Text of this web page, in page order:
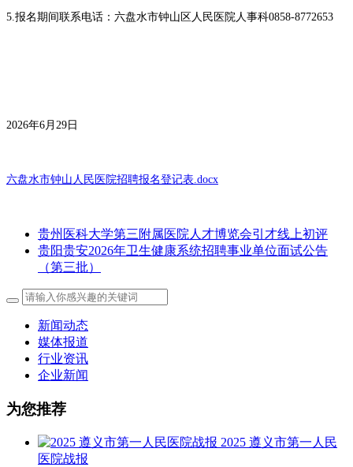
5.报名期间联系电话：六盘水市钟山区人民医院人事科0858-8772653
2026年6月29日
六盘水市钟山人民医院招聘报名登记表.docx
贵州医科大学第三附属医院人才博览会引才线上初评
贵阳贵安2026年卫生健康系统招聘事业单位面试公告
（第三批）
新闻动态
媒体报道
行业资讯
企业新闻
为您推荐
2025 遵义市第一人民
医院战报